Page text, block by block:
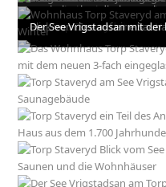
Aussenbeleuchtung am
Typisch schwedisch -
Winter.
Wohnhaus Torp Staveryd
Wohnhaus mit 3-fach
Torp Staveryd von der
Das Torp Staveryd am See
Blick vom See auf eine
Der See Vrigstadsan mit